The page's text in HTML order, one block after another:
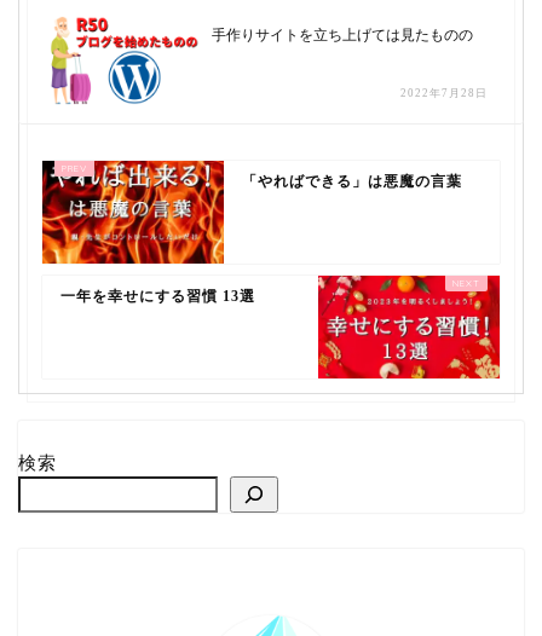
手作りサイトを立ち上げては見たものの
2022年7月28日
「やればできる」は悪魔の言葉
一年を幸せにする習慣 13選
検索